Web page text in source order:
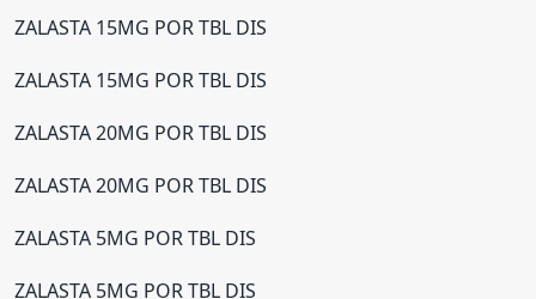
ZALASTA 15MG POR TBL DIS
ZALASTA 15MG POR TBL DIS
ZALASTA 20MG POR TBL DIS
ZALASTA 20MG POR TBL DIS
ZALASTA 5MG POR TBL DIS
ZALASTA 5MG POR TBL DIS